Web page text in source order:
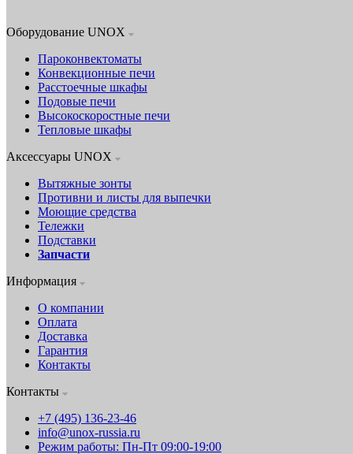
Оборудование UNOX
Пароконвектоматы
Конвекционные печи
Расстоечные шкафы
Подовые печи
Высокоскоростные печи
Тепловые шкафы
Аксессуары UNOX
Вытяжные зонты
Противни и листы для выпечки
Моющие средства
Тележки
Подставки
Запчасти
Информация
О компании
Оплата
Доставка
Гарантия
Контакты
Контакты
+7 (495) 136-23-46
info@unox-russia.ru
Режим работы: Пн-Пт 09:00-19:00